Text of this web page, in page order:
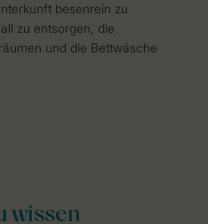
besenrein zu
zu entsorgen, die
und die Bettwäsche